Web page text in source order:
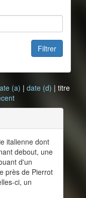
Filtrer
(a) | date (d) | titre
italienne dont
debout, une
d'un
près de Pierrot
ci, un